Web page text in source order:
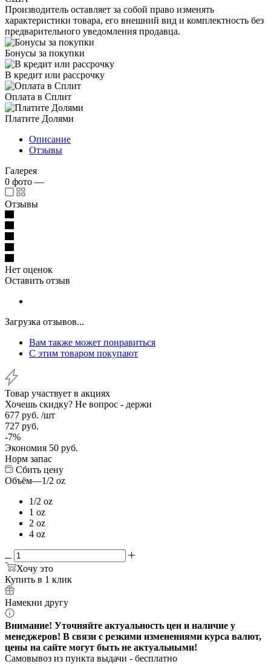
Производитель оставляет за собой право изменять
характеристики товара, его внешний вид и комплектность без
предварительного уведомления продавца.
Бонусы за покупки
В кредит или рассрочку
Оплата в Сплит
Платите Долями
Описание
Отзывы
Галерея
0 фото —
Отзывы
Нет оценок
Оставить отзыв
Загрузка отзывов...
Вам также может понравиться
С этим товаром покупают
Товар участвует в акциях
Хочешь скидку? Не вопрос - держи
677 руб. /шт
727 руб.
-7%
Экономия 50 руб.
Норм запас
Сбить цену
Объём—1/2 oz
1/2 oz
1 oz
2 oz
4 oz
Хочу это
Купить в 1 клик
Намекни другу
Внимание! Уточняйте актуальность цен и наличие у
менеджеров! В связи с резкими изменениями курса валют,
цены на сайте могут быть не актуальными!
Самовывоз из пункта выдачи - бесплатно